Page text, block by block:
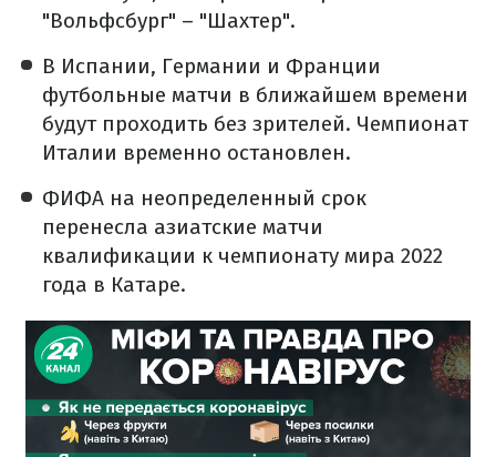
"Вольфсбург" – "Шахтер".
В Испании, Германии и Франции
футбольные матчи в ближайшем времени
будут проходить без зрителей. Чемпионат
Италии временно остановлен.
ФИФА на неопределенный срок
перенесла азиатские матчи
квалификации к чемпионату мира 2022
года в Катаре.